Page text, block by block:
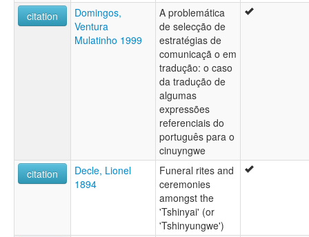
citation
Domingos,
Ventura
Mulatinho 1999
A problemática
de selecção de
estratégias de
comunicaçã o em
tradução: o caso
da tradução de
algumas
expressões
referenciais do
português para o
cinuyngwe
citation
Decle, Lionel
1894
Funeral rites and
ceremonies
amongst the
'Tshinyai' (or
'Tshinyungwe')